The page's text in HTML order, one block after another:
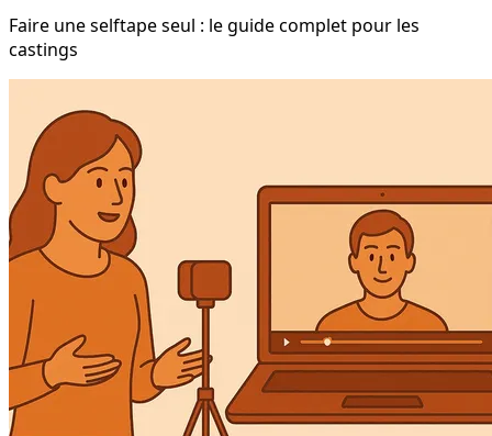
Faire une selftape seul : le guide complet pour les
castings